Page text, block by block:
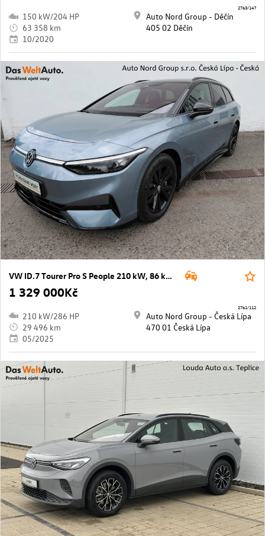
150 kW/204 HP
63 358 km
10/2020
Auto Nord Group - Děčín
405 02 Děčín
2763/147
VW ID.7 Tourer Pro S People 210 kW, 86 kWh
1 329 000Kč
210 kW/286 HP
29 496 km
05/2025
Auto Nord Group - Česká Lípa
470 01 Česká Lípa
2761/112